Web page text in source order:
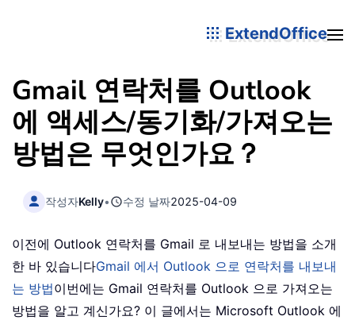
ExtendOffice
Gmail 연락처를 Outlook
에 액세스/동기화/가져오는
방법은 무엇인가요？
작성자Kelly• 수정 날짜2025-04-09
이전에 Outlook 연락처를 Gmail 로 내보내는 방법을 소개
한 바 있습니다Gmail 에서 Outlook 으로 연락처를 내보내
는 방법이번에는 Gmail 연락처를 Outlook 으로 가져오는
방법을 알고 계신가요? 이 글에서는 Microsoft Outlook 에